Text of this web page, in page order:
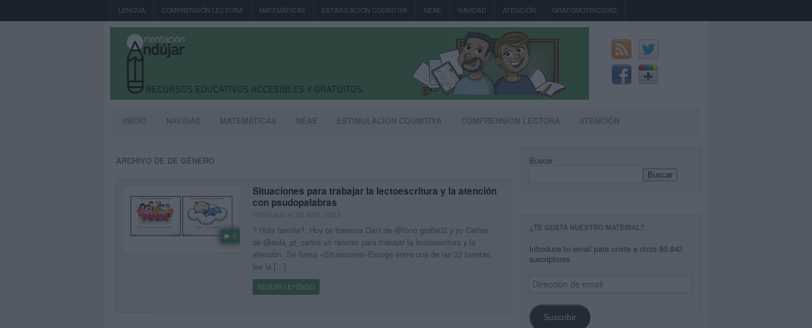
LENGUA COMPRENSIÓN LECTORA MATEMÁTICAS ESTIMULACION COGNITIVA NEAE NAVIDAD ATENCIÓN GRAFOMOTRICIDAD
INICIO NAVIDAD MATEMÁTICAS NEAE ESTIMULACION COGNITIVA COMPRENSIÓN LECTORA ATENCIÓN
ARCHIVO DE DE GÉNERO
0
Situaciones para trabajar la lectoescritura y la atención
con psudopalabras
? Hola familia?. Hoy os traemos Dani de @fono.grafia02 y yo Carlos
de @aula_pt_carlos un recurso para trabajar la lectoescritura y la
atención .Se llama «Situaciones»Escoge entre una de las 32 tarjetas,
lee la […]
SEGUIR LEYENDO
Buscar
Buscar
¿TE GUSTA NUESTRO MATERIAL?
Introduce tu email para unirte a otros 80.842
suscriptores.
Dirección
de
Suscribir